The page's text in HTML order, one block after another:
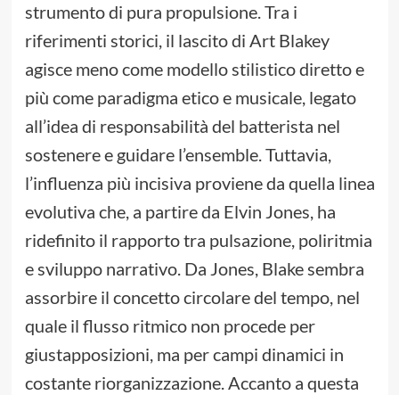
strumento di pura propulsione. Tra i
riferimenti storici, il lascito di Art Blakey
agisce meno come modello stilistico diretto e
più come paradigma etico e musicale, legato
all’idea di responsabilità del batterista nel
sostenere e guidare l’ensemble. Tuttavia,
l’influenza più incisiva proviene da quella linea
evolutiva che, a partire da Elvin Jones, ha
ridefinito il rapporto tra pulsazione, poliritmia
e sviluppo narrativo. Da Jones, Blake sembra
assorbire il concetto circolare del tempo, nel
quale il flusso ritmico non procede per
giustapposizioni, ma per campi dinamici in
costante riorganizzazione. Accanto a questa